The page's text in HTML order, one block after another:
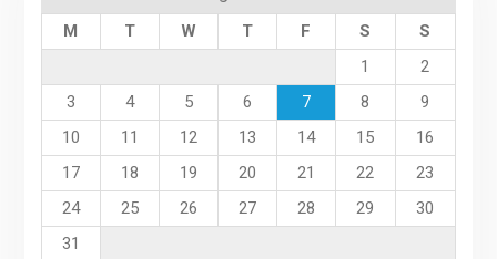
M T W T F S
S
1
2
3
4 5 6 7 8
9
10
11 12 13 14 15
16
17
18 19 20 21 22
23
24
25 26 27 28 29
30
31